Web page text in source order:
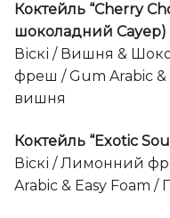
Коктейль “Cherry
шоколадний Сауер)
Віскі / Вишня &
фреш / Gum Arabic &
вишня
Коктейль “Exotic
Віскі / Лимонний
Arabic & Easy Foam /